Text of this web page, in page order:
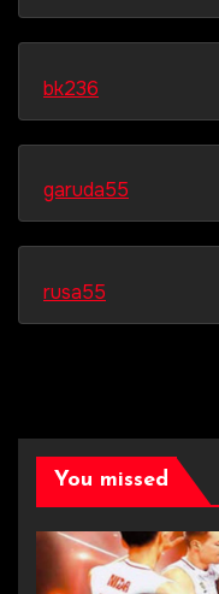
bk236
garuda55
rusa55
You missed